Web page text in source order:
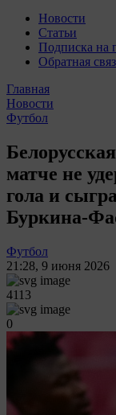
Новости
Статьи
Подписка на
Обратная
Главная
Новости
Футбол
матче не
гола и
Буркина-
Футбол
21:28, 9 июня 2026
4113
0